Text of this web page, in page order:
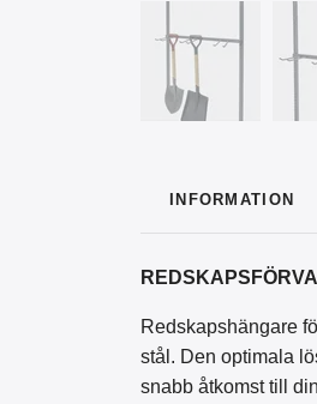
INFORMATION
Redskapshängare
stål. Den optimala
snabb åtkomst till